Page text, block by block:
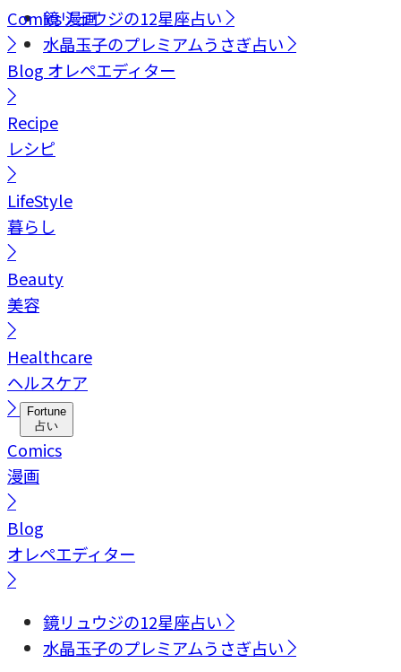
鏡リュウジの12星座占い
水晶玉子のプレミアムうさぎ占い
Comics漫画
Blog オレペエディター
Recipe
レシピ
LifeStyle
暮らし
Beauty
美容
Healthcare
ヘルスケア
Fortune
占い
Comics
漫画
Blog
オレペエディター
鏡リュウジの12星座占い
水晶玉子のプレミアムうさぎ占い